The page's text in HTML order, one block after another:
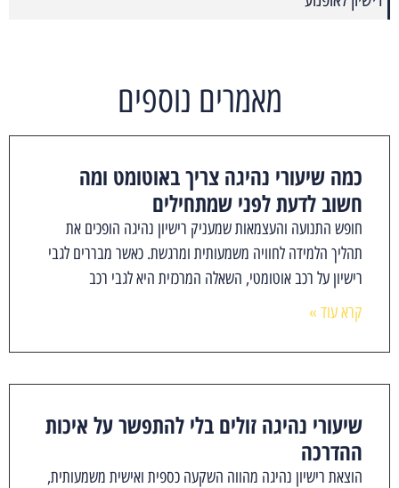
מאמרים נוספים
כמה שיעורי נהיגה צריך באוטומט ומה
חשוב לדעת לפני שמתחילים
חופש התנועה והעצמאות שמעניק רישיון נהיגה הופכים את
תהליך הלמידה לחוויה משמעותית ומרגשת. כאשר מבררים לגבי
רישיון על רכב אוטומטי, השאלה המרכזית היא לגבי רכב
קרא עוד »
שיעורי נהיגה זולים בלי להתפשר על איכות
ההדרכה
הוצאת רישיון נהיגה מהווה השקעה כספית ואישית משמעותית,